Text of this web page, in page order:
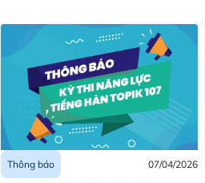
Thông báo 07/04/2026